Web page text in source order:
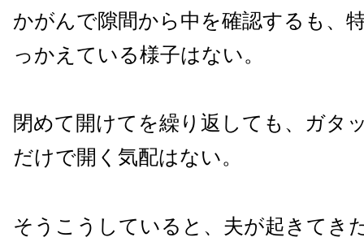
かがんで隙間から中を確認するも、
っかえている様子はない。
閉めて開けてを繰り返しても、ガタ
だけで開く気配はない。
そうこうしていると、夫が起きてき